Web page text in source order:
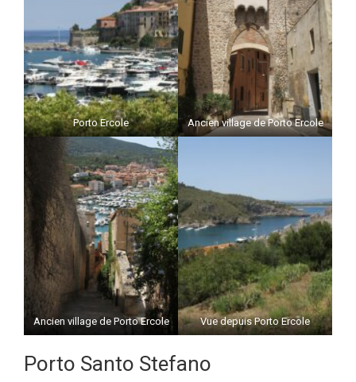
Porto Ercole Ancien village de Porto Ercole
Ancien village de Porto Ercole Vue depuis Porto Ercole
Porto Santo Stefano